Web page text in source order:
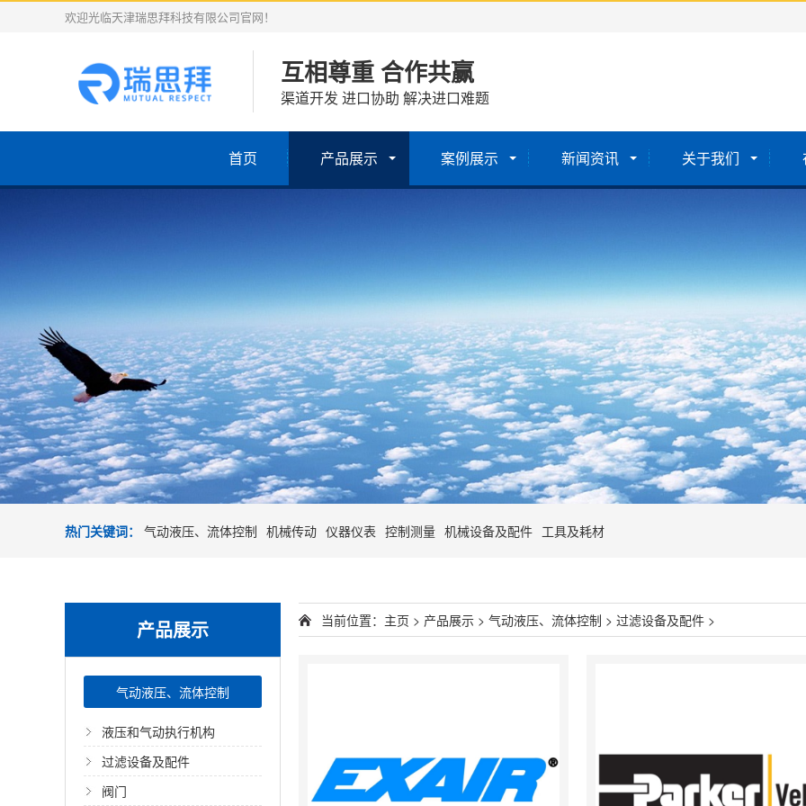
欢迎光临天津瑞思拜科技有限公司官网！
互相尊重 合作共赢
渠道开发 进口协助 解决进口难题
首页 产品展示 案例展示 新闻资讯 关于我们
热门关键词： 气动液压、流体控制 机械传动 仪器仪表 控制测量 机械设备及配件 工具及耗材
产品展示
气动液压、流体控制
液压和气动执行机构
过滤设备及配件
阀门
当前位置： 主页 > 产品展示 > 气动液压、流体控制 > 过滤设备及配件 >